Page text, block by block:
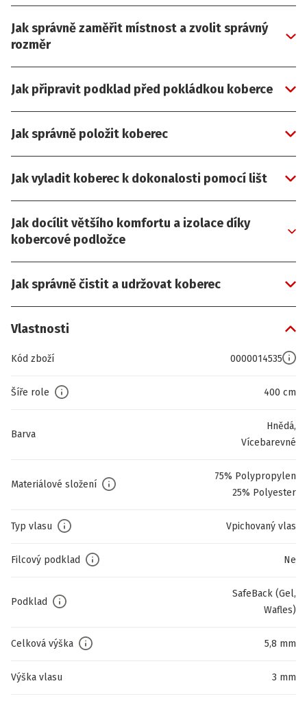
Jak správně zaměřit místnost a zvolit správný
rozměr
Jak připravit podklad před pokládkou koberce
Jak správně položit koberec
Jak vyladit koberec k dokonalosti pomocí lišt
Jak docílit většího komfortu a izolace díky
kobercové podložce
Jak správně čistit a udržovat koberec
Vlastnosti
Kód zboží 0000014535
Šíře role 400 cm
Barva
Hnědá,
Vícebarevné
Materiálové složení
75% Polypropylen
25% Polyester
Typ vlasu Vpichovaný vlas
Filcový podklad Ne
Podklad
SafeBack (Gel,
Wafles)
Celková výška 5,8 mm
Výška vlasu 3 mm